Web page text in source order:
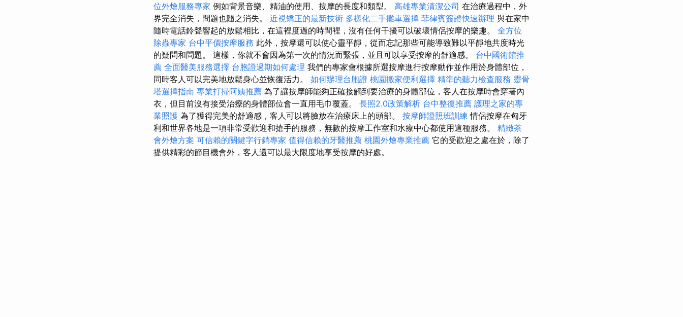
位外燴服務專家 例如背景音樂、精油的使用、按摩的長度和類型。 高雄專業清潔公司 在治療過程中，外
界完全消失，問題也隨之消失。 近視矯正的最新技術 多樣化二手攤車選擇 菲律賓簽證快速辦理 與在家中
隨時電話鈴聲響起的放鬆相比，在這裡度過的時間裡，沒有任何干擾可以破壞情侶按摩的樂趣。 全方位
除蟲專家 台中平價按摩服務 此外，按摩還可以使心靈平靜，從而忘記那些可能導致難以平靜地共度時光
的疑問和問題。 這樣，你就不會因為第一次的情況而緊張，並且可以享受按摩的舒適感。 台中國術館推
薦 全面醫美服務選擇 台胞證過期如何處理 我們的專家會根據所選按摩進行按摩動作並作用於身體部位，
同時客人可以完美地放鬆身心並恢復活力。 如何辦理台胞證 桃園搬家便利選擇 精準的聽力檢查服務 靈骨
塔選擇指南 專業打掃阿姨推薦 為了讓按摩師能夠正確接觸到要治療的身體部位，客人在按摩時會穿著內
衣，但目前沒有接受治療的身體部位會一直用毛巾覆蓋。 長照2.0政策解析 台中整復推薦 護理之家的專
業照護 為了獲得完美的舒適感，客人可以將臉放在治療床上的頭部。 按摩師證照班訓練情侶按摩在匈牙
利和世界各地是一項非常受歡迎和搶手的服務，無數的按摩工作室和水療中心都使用這種服務。 精緻茶
會外燴方案 可信賴的關鍵字行銷專家 值得信賴的牙醫推薦 桃園外燴專業推薦 它的受歡迎之處在於，除了
提供精彩的節目機會外，客人還可以最大限度地享受按摩的好處。